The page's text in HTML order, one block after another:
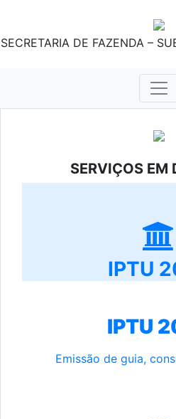
SECRETARIA DE FAZENDA –
SERVIÇOS EM
IPTU
IPTU
Emissão de guia,